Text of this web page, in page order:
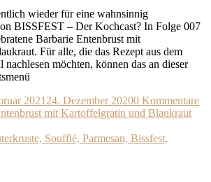
wieder für eine wahnsinnig
BISSFEST – Der Kochcast? In Folge 007
Barbarie Entenbrust mit
Für alle, die das Rezept aus dem
nachlesen möchten, können das an dieser
2021 24. Dezember 20200 Kommentare
mit Kartoffelgratin und Blaukraut